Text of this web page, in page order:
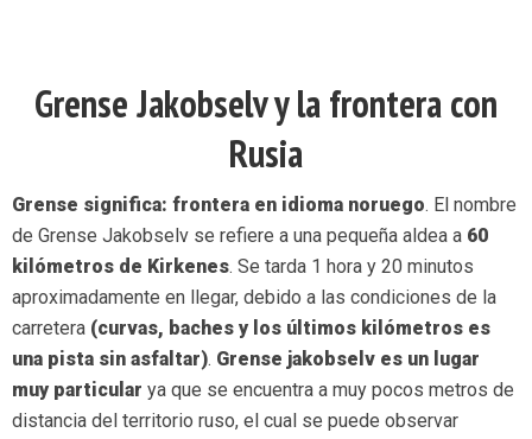
Grense Jakobselv y la frontera con
Rusia
Grense significa: frontera en idioma noruego. El nombre
de Grense Jakobselv se refiere a una pequeña aldea a 60
kilómetros de Kirkenes. Se tarda 1 hora y 20 minutos
aproximadamente en llegar, debido a las condiciones de la
carretera (curvas, baches y los últimos kilómetros es
una pista sin asfaltar). Grense jakobselv es un lugar
muy particular ya que se encuentra a muy pocos metros de
distancia del territorio ruso, el cual se puede observar